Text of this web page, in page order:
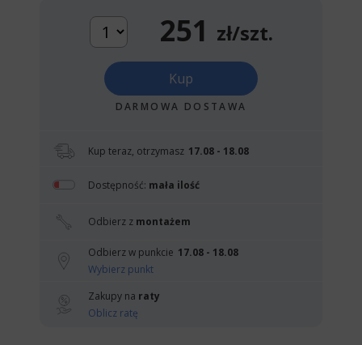
251 zł/szt.
Kup
DARMOWA DOSTAWA
Kup teraz, otrzymasz 17.08 - 18.08
Dostępność: mała ilość
Odbierz z montażem
Odbierz w punkcie 17.08 - 18.08
Wybierz punkt
Zakupy na raty
Oblicz ratę